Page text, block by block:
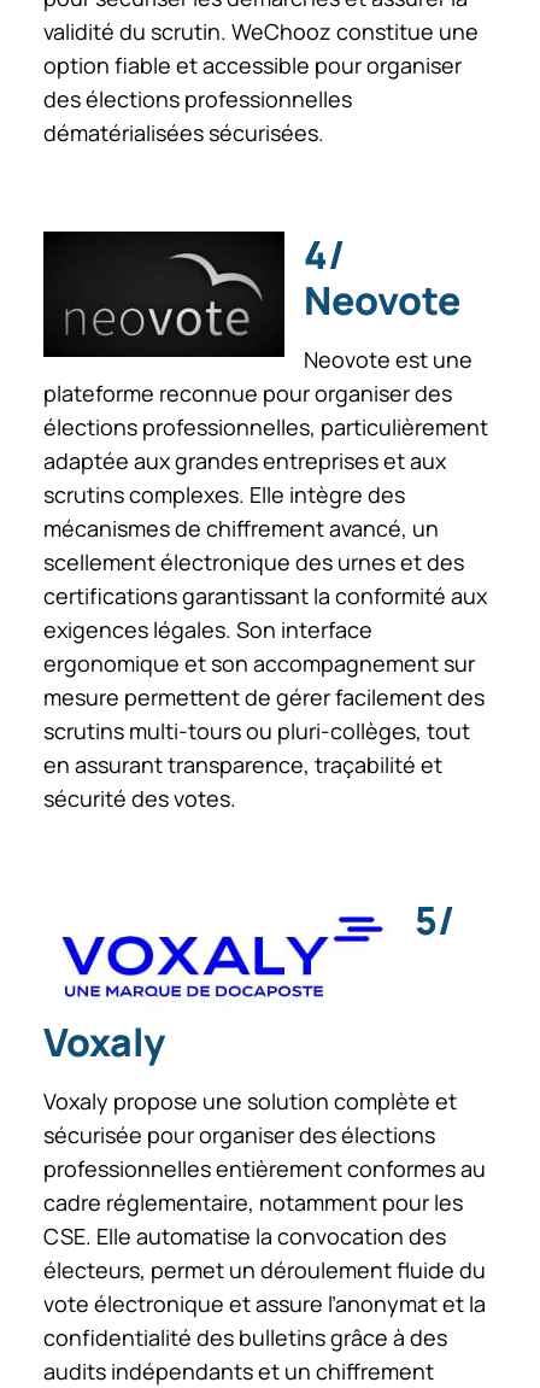
validité du scrutin. WeChooz constitue une
option fiable et accessible pour organiser
des élections professionnelles
dématérialisées sécurisées.
4/
Neovote
Neovote est une
plateforme reconnue pour organiser des
élections professionnelles, particulièrement
adaptée aux grandes entreprises et aux
scrutins complexes. Elle intègre des
mécanismes de chiffrement avancé, un
scellement électronique des urnes et des
certifications garantissant la conformité aux
exigences légales. Son interface
ergonomique et son accompagnement sur
mesure permettent de gérer facilement des
scrutins multi-tours ou pluri-collèges, tout
en assurant transparence, traçabilité et
sécurité des votes.
5/
Voxaly
Voxaly propose une solution complète et
sécurisée pour organiser des élections
professionnelles entièrement conformes au
cadre réglementaire, notamment pour les
CSE. Elle automatise la convocation des
électeurs, permet un déroulement fluide du
vote électronique et assure l’anonymat et la
confidentialité des bulletins grâce à des
audits indépendants et un chiffrement